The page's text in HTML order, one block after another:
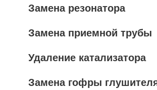
Замена резонатора
Замена приемной трубы
Удаление катализатора
Замена гофры